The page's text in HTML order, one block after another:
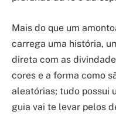
Mais do que um
carrega uma história,
direta com as
cores e a forma como
aleatórias; tudo possui
guia vai te levar pelos